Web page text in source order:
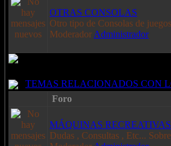
OTRAS CONSOLAS
Otro tipo de Consolas de juegos
Moderador Administrador
TEMAS RELACIONADOS CON
Foro
MÁQUINAS
Dudas , Consultas , Etc...